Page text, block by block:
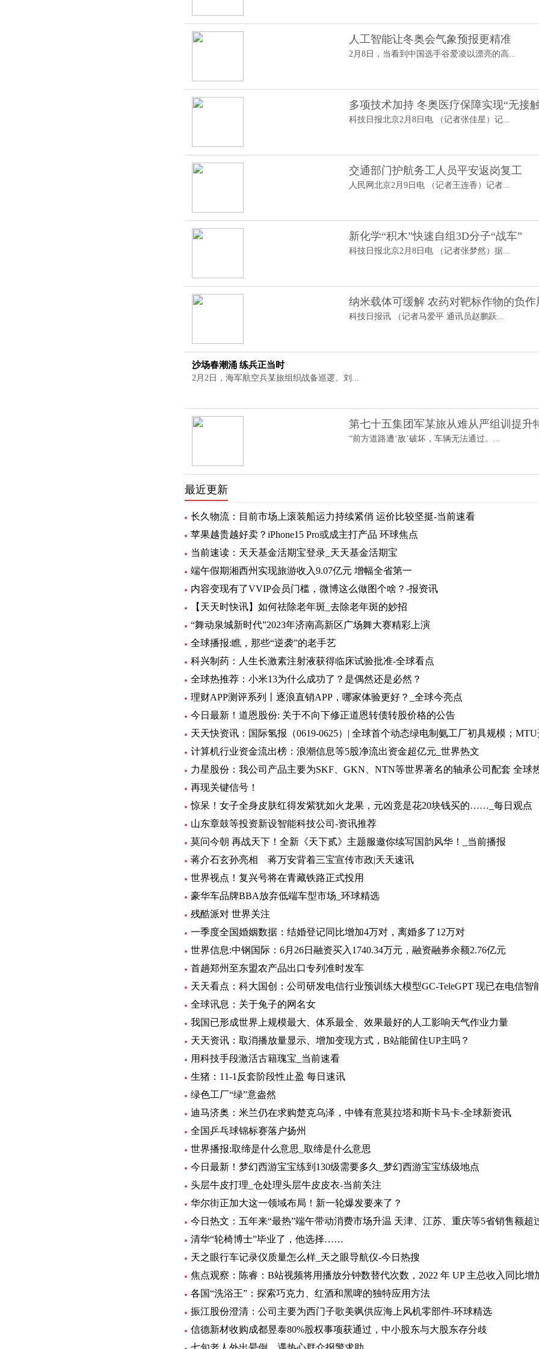
人工智能让冬奥会气象预报更精准
2月8日，当看到中国选手谷爱凌以漂亮的高...
多项技术加持 冬奥医疗保障实现“无接
科技日报北京2月8日电 （记者张佳星）记...
交通部门护航务工人员平安返岗复工
人民网北京2月9日电 （记者王连香）记者...
新化学“积木”快速自组3D分子“战车”
科技日报北京2月8日电 （记者张梦然）据...
纳米载体可缓解 农药对靶标作物的负作
科技日报讯 （记者马爱平 通讯员赵鹏跃...
沙场春潮涌 练兵正当时
2月2日，海军航空兵某旅组织战备巡逻。刘...
第七十五集团军某旅从难从严组训提升
“前方道路遭‘敌’破坏，车辆无法通过。...
最近更新
长久物流：目前市场上滚装船运力持续紧俏 运价比较坚挺-当前速看
苹果越贵越好卖？iPhone15 Pro或成主打产品 环球焦点
当前速读：天天基金活期宝登录_天天基金活期宝
端午假期湘西州实现旅游收入9.07亿元 增幅全省第一
内容变现有了VVIP会员门槛，微博这么做图个啥？-报资讯
【天天时快讯】如何祛除老年斑_去除老年斑的妙招
“舞动泉城新时代”2023年济南高新区广场舞大赛精彩上演
全球播报:瞧，那些“逆袭”的老手艺
科兴制药：人生长激素注射液获得临床试验批准-全球看点
全球热推荐：小米13为什么成功了？是偶然还是必然？
理财APP测评系列丨逐浪直销APP，哪家体验更好？_全球今亮点
今日最新！道恩股份: 关于不向下修正道恩转债转股价格的公告
计算机行业资金流出榜：浪潮信息等5股净流出资金超亿元_世界热文
力星股份：我公司产品主要为SKF、GKN、NTN等世界著名的轴承公司配套 全球
再现关键信号！
惊呆！女子全身皮肤红得发紫犹如火龙果，元凶竟是花20块钱买的……_每日观点
山东章鼓等投资新设智能科技公司-资讯推荐
莫问今朝 再战天下！全新《天下贰》主题服邀你续写国韵风华！_当前播报
蒋介石玄孙亮相 蒋万安背着三宝宣传市政|天天速讯
世界视点！复兴号将在青藏铁路正式投用
豪华车品牌BBA放弃低端车型市场_环球精选
残酷派对 世界关注
一季度全国婚姻数据：结婚登记同比增加4万对，离婚多了12万对
世界信息:中钢国际：6月26日融资买入1740.34万元，融资融券余额2.76亿元
首趟郑州至东盟农产品出口专列准时发车
全球讯息：关于兔子的网名女
我国已形成世界上规模最大、体系最全、效果最好的人工影响天气作业力量
天天资讯：取消播放量显示、增加变现方式，B站能留住UP主吗？
用科技手段激活古籍瑰宝_当前速看
生猪：11-1反套阶段性止盈 每日速讯
绿色工厂“绿”意盎然
迪马济奥：米兰仍在求购楚克乌泽，中锋有意莫拉塔和斯卡马卡-全球新资讯
全国乒乓球锦标赛落户扬州
世界播报:取缔是什么意思_取缔是什么意思
今日最新！梦幻西游宝宝练到130级需要多久_梦幻西游宝宝练级地点
头层牛皮打理_仓处理头层牛皮皮衣-当前关注
华尔街正加大这一领域布局！新一轮爆发要来了？
今日热文：五年来“最热”端午带动消费市场升温 天津、江苏、重庆等5省销售额超
清华“轮椅博士”毕业了，他选择……
天之眼行车记录仪质量怎么样_天之眼导航仪-今日热搜
焦点观察：陈睿：B站视频将用播放分钟数替代次数，2022 年 UP 主总收入同比增
各国“洗浴王”：探索巧克力、红酒和黑啤的独特应用方法
振江股份澄清：公司主要为西门子歌美飒供应海上风机零部件-环球精选
信德新材收购成都昱泰80%股权事项获通过，中小股东与大股东存分歧